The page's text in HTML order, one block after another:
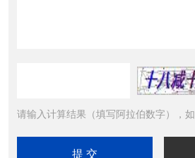
请输入计算结果（填写阿拉伯数字），